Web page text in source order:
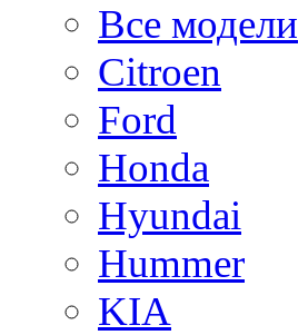
Все модели
Citroen
Ford
Honda
Hyundai
Hummer
KIA